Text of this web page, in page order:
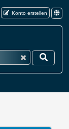
Konto erstellen